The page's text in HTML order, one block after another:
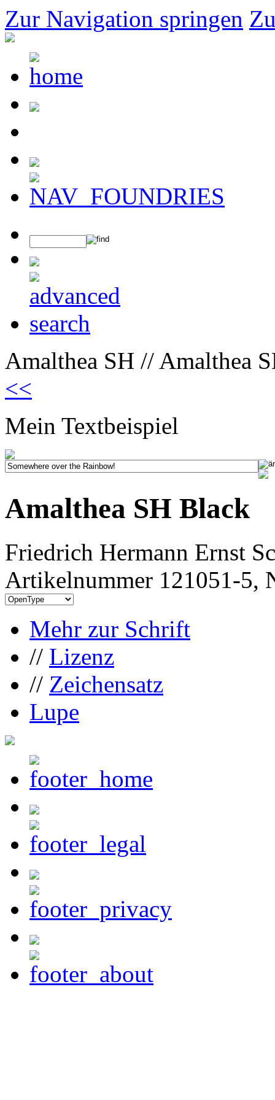
Zur Navigation springen
Amalthea SH // Amalthea
<<
Mein Textbeispiel
Amalthea SH Black
Friedrich Hermann Ernst
Artikelnummer 121051-5,
Mehr zur Schrift
// Lizenz
// Zeichensatz
Lupe